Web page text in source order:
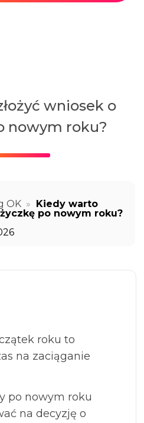
wniosek o
nowym roku?
OK » Kiedy warto
po nowym roku?
roku to
na zaciąganie
po nowym roku
na decyzję o